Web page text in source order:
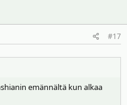
#17
emännältä kun alkaa